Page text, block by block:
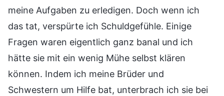
meine Aufgaben zu erledigen. Doch wenn ich
das tat, verspürte ich Schuldgefühle. Einige
Fragen waren eigentlich ganz banal und ich
hätte sie mit ein wenig Mühe selbst klären
können. Indem ich meine Brüder und
Schwestern um Hilfe bat, unterbrach ich sie bei